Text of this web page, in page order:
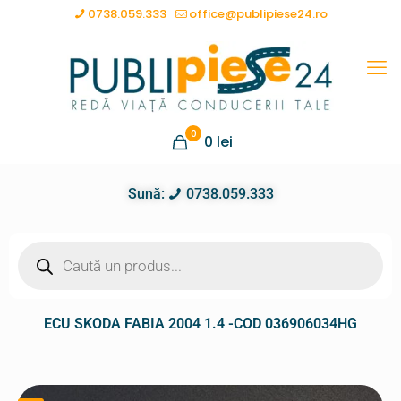
0738.059.333 office@publipiese24.ro
0 0 lei
Sună: 0738.059.333
ECU SKODA FABIA 2004 1.4 -COD 036906034HG